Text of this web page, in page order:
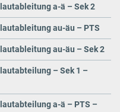
a-ä – Sek 2
au-äu – PTS
au-äu – Sek 2
– Sek 1 –
a-ä – PTS –